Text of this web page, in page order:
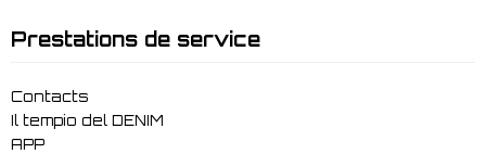
Prestations de service
Contacts
Il tempio del DENIM
APP